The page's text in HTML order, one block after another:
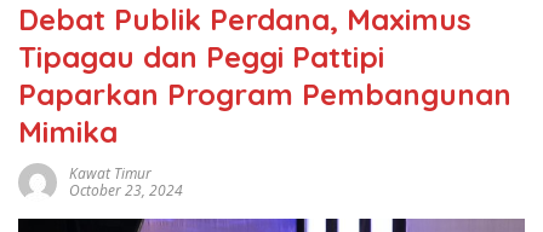
Debat Publik Perdana, Maximus
Tipagau dan Peggi Pattipi
Paparkan Program Pembangunan
Mimika
Kawat Timur
October 23, 2024